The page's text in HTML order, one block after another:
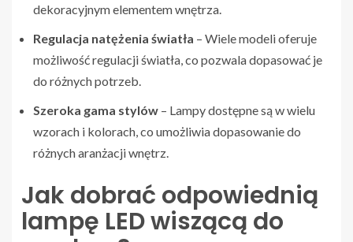
dekoracyjnym elementem wnętrza.
Regulacja natężenia światła – Wiele modeli oferuje
możliwość regulacji światła, co pozwala dopasować je
do różnych potrzeb.
Szeroka gama stylów – Lampy dostępne są w wielu
wzorach i kolorach, co umożliwia dopasowanie do
różnych aranżacji wnętrz.
Jak dobrać odpowiednią
lampę LED wiszącą do